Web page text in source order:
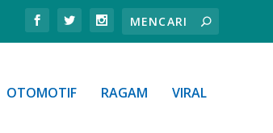
OTOMOTIF RAGAM VIRAL